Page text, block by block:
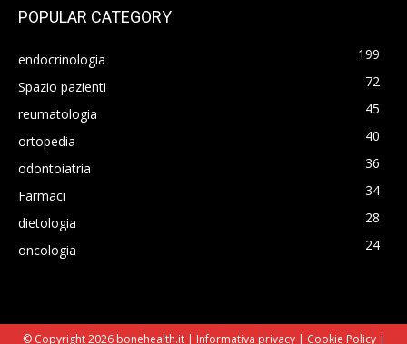
POPULAR CATEGORY
endocrinologia
199
Spazio pazienti
72
reumatologia
45
ortopedia
40
odontoiatria
36
Farmaci
34
dietologia
28
oncologia
24
© Copyright 2026 bonehealth.it | Informativa privacy| Cookie Policy|